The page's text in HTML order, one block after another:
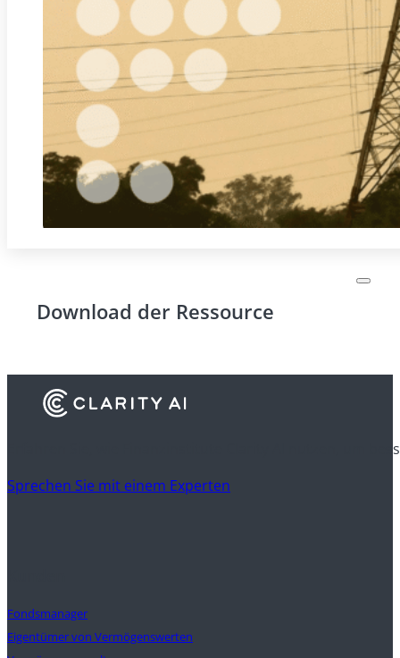
Download der Ressource
Erfahren Sie, wie Finanzinstitute Clarity AI nutzen, um
Sprechen Sie mit einem Experten
Fondsmanager
Eigentümer von Vermögenswerten